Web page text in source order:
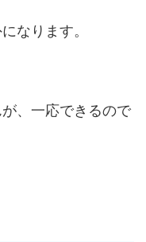
なります。
、一応できるので